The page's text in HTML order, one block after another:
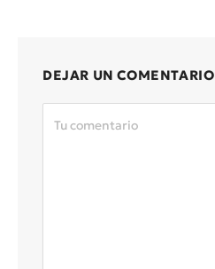
DEJAR UN COMENTARIO